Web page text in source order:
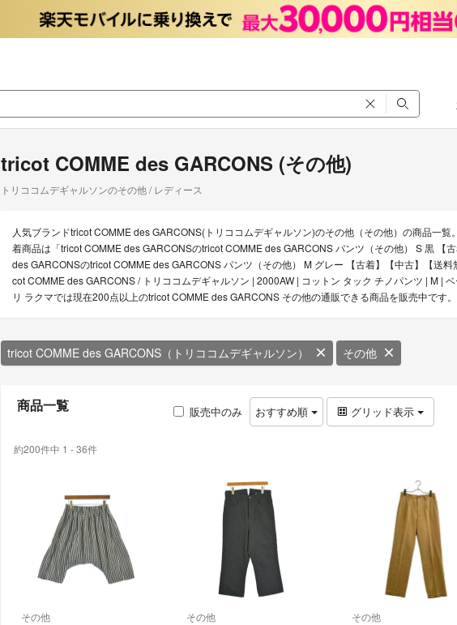
tricot COMME des GARCONS (その他)
トリココムデギャルソンのその他 / レディース
人気ブランドtricot COMME des GARCONS(トリココムデギャルソン)のその他（その他）の商品一
着商品は「tricot COMME des GARCONSのtricot COMME des GARCONS パンツ（その他） S 黒 【
des GARCONSのtricot COMME des GARCONS パンツ（その他） M グレー 【古着】【中古】【送
cot COMME des GARCONS / トリココムデギャルソン | 2000AW | コットン タック チノパンツ | M |
リ ラクマでは現在200点以上のtricot COMME des GARCONS その他の通販できる商品を販売中です。
tricot COMME des GARCONS（トリココムデギャルソン） その他
商品一覧 販売中のみ おすすめ順 グリッド表示
約200件中 1 - 36件
その他 その他 その他